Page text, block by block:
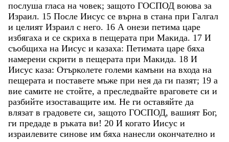
послуша гласа на човек; защото ГОСПОД воюва за
Израил. 15 После Иисус се върна в стана при Галгал
и целият Израил с него. 16 А онези петима царе
избягаха и се скриха в пещерата при Макида. 17 И
съобщиха на Иисус и казаха: Петимата царе бяха
намерени скрити в пещерата при Макида. 18 И
Иисус каза: Отърколете големи камъни на входа на
пещерата и поставете мъже при нея да ги пазят; 19 а
вие самите не стойте, а преследвайте враговете си и
разбийте изоставащите им. Не ги оставяйте да
влязат в градовете си, защото ГОСПОД, вашият Бог,
ги предаде в ръката ви! 20 И когато Иисус и
израилевите синове им бяха нанесли окончателно и